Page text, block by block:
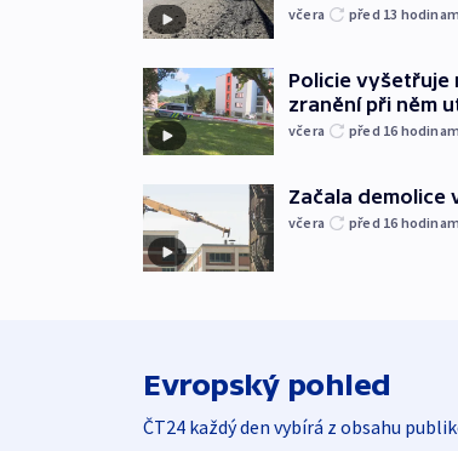
včera před 13
Policie vyšetřuje
zranění při něm
včera před 16
Začala demolice
včera před 16
Evropský pohled
ČT24 každý den vybírá z obsahu